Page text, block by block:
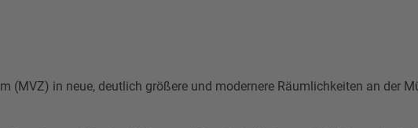
(MVZ) in neue, deutlich größere und modernere Räumlichkeiten an der